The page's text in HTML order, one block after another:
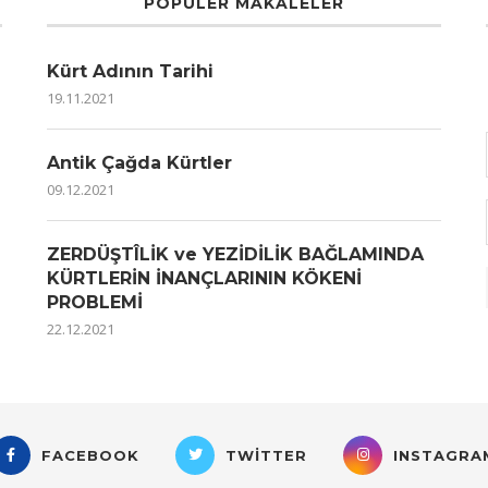
Kürt Adının Tarihi
19.11.2021
Antik Çağda Kürtler
09.12.2021
ZERDÜŞTÎLİK ve YEZİDİLİK BAĞLAMINDA
KÜRTLERİN İNANÇLARININ KÖKENİ
PROBLEMİ
22.12.2021
FACEBOOK TWITTER